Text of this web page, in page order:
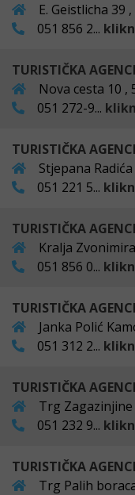
E. Geistlicha
051 856 2...
TURISTIČKA
Nova cesta 10
051 272-9...
TURISTIČKA
Stjepana
051 221 5...
TURISTIČKA
Kralja
051 856 0...
TURISTIČKA
Janka Polić
051 312 2...
TURISTIČKA
Trg
051 232 9...
TURISTIČKA
Trg Palih